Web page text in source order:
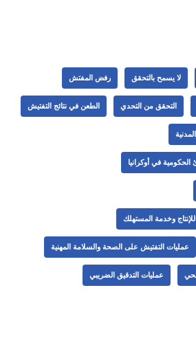
لا يسمح بالتحقق رفض المفتش
التحقق من التحدي الطعن في نتائج التفتيش
في أوكرانيا
وخدمة المستهلك
عمليات التفتيش على الصحة والسلامة المهنية
عمليات التدقيق الضريبي